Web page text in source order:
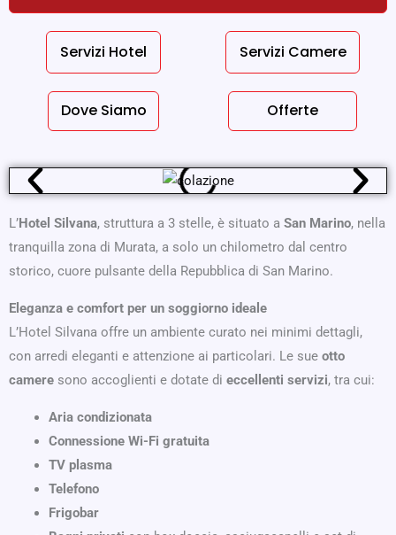
Servizi Hotel Servizi Camere
Dove Siamo Offerte
L’Hotel Silvana, struttura a 3 stelle, è situato a San Marino, nella
tranquilla zona di Murata, a solo un chilometro dal centro
storico, cuore pulsante della Repubblica di San Marino.
Eleganza e comfort per un soggiorno ideale
L’Hotel Silvana offre un ambiente curato nei minimi dettagli,
con arredi eleganti e attenzione ai particolari. Le sue otto
camere sono accoglienti e dotate di eccellenti servizi, tra cui:
Aria condizionata
Connessione Wi-Fi gratuita
TV plasma
Telefono
Frigobar